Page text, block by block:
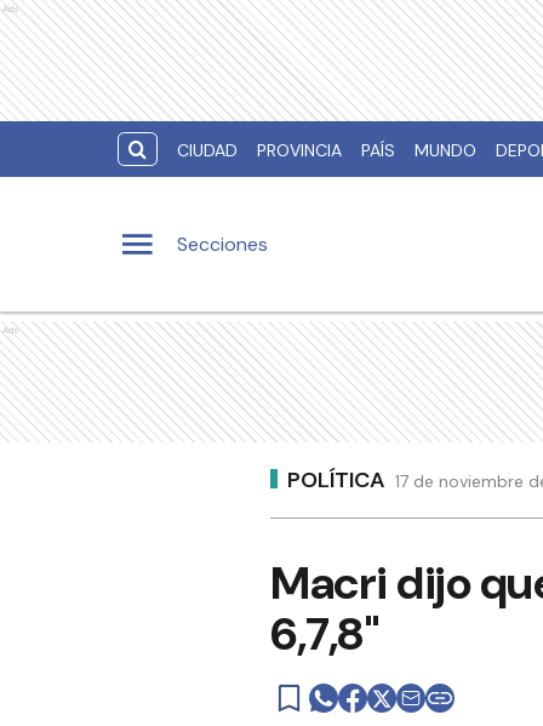
Ads
CIUDAD PROVINCIA PAÍS MUNDO
Secciones
Ads
POLÍTICA 17 de noviembre
Macri dijo
6,7,8"